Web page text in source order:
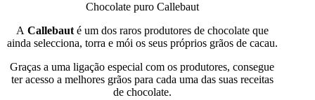
Chocolate puro Callebaut
A Callebaut é um dos raros produtores de chocolate que
ainda selecciona, torra e mói os seus próprios grãos de cacau.
Graças a uma ligação especial com os produtores, consegue
ter acesso a melhores grãos para cada uma das suas receitas
de chocolate.